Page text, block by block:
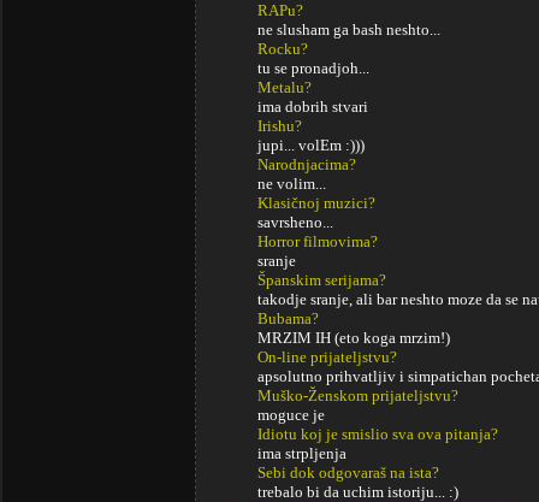
RAPu?
ne slusham ga bash neshto...
Rocku?
tu se pronadjoh...
Metalu?
ima dobrih stvari
Irishu?
jupi... volEm :)))
Narodnjacima?
ne volim...
Klasičnoj muzici?
savrsheno...
Horror filmovima?
sranje
Španskim serijama?
takodje sranje, ali bar neshto moze da se
Bubama?
MRZIM IH (eto koga mrzim!)
On-line prijateljstvu?
apsolutno prihvatljiv i simpatichan
Muško-Ženskom prijateljstvu?
moguce je
Idiotu koj je smislio sva ova pitanja?
ima strpljenja
Sebi dok odgovaraš na ista?
trebalo bi da uchim istoriju... :)